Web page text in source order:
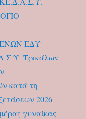
ΕΔΥ
Τρικάλων
κατά τη
2026
γυναίκας